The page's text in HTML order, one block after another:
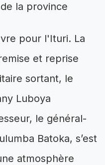
la province
pour l'Ituri. La
et reprise
sortant, le
Luboya
le général-
Batoka, s’est
atmosphère